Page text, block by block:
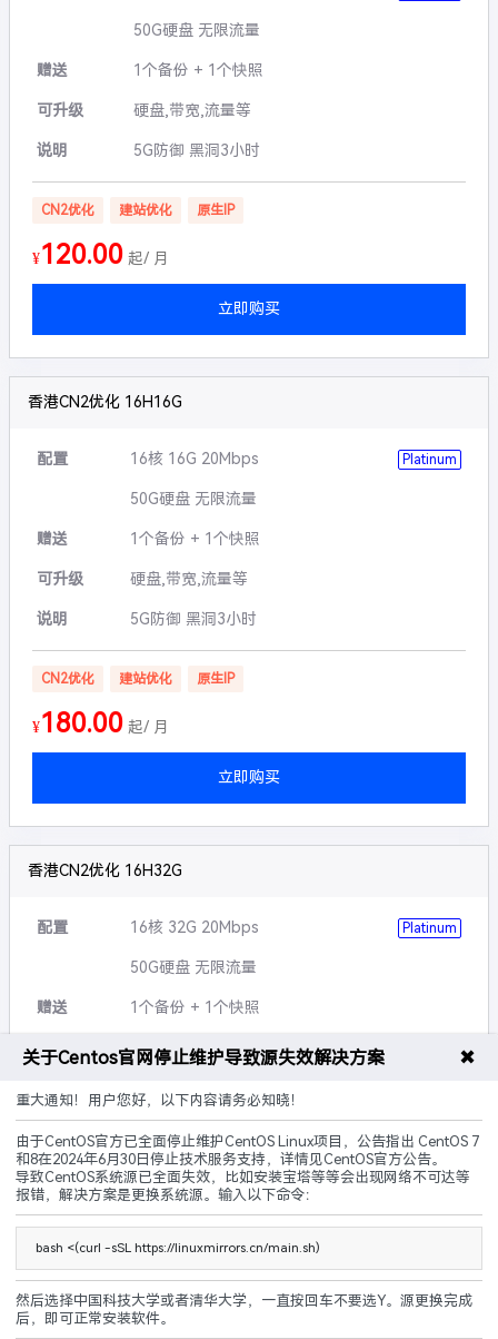
50G硬盘 无限流量
赠送 1个备份 + 1个快照
可升级 硬盘,带宽,流量等
说明 5G防御 黑洞3小时
CN2优化 建站优化 原生IP
¥120.00 起/ 月
立即购买
香港CN2优化 16H16G
配置 16核 16G 20Mbps Platinum
50G硬盘 无限流量
赠送 1个备份 + 1个快照
可升级 硬盘,带宽,流量等
说明 5G防御 黑洞3小时
CN2优化 建站优化 原生IP
¥180.00 起/ 月
立即购买
香港CN2优化 16H32G
配置 16核 32G 20Mbps Platinum
50G硬盘 无限流量
赠送 1个备份 + 1个快照
可升级 硬盘,带宽,流量等
说明 5G防御 黑洞3小时
CN2优化 建站优化 原生IP
¥240.00 起/ 月
立即购买
关于Centos官网停止维护导致源失效解决方案 ✖
重大通知！用户您好，以下内容请务必知晓！
由于CentOS官方已全面停止维护CentOS Linux项目，公告指出 CentOS 7
和8在2024年6月30日停止技术服务支持，详情见CentOS官方公告。
导致CentOS系统源已全面失效，比如安装宝塔等等会出现网络不可达等
报错，解决方案是更换系统源。输入以下命令：
bash <(curl -sSL https://linuxmirrors.cn/main.sh)
然后选择中国科技大学或者清华大学，一直按回车不要选Y。源更换完成
后，即可正常安装软件。